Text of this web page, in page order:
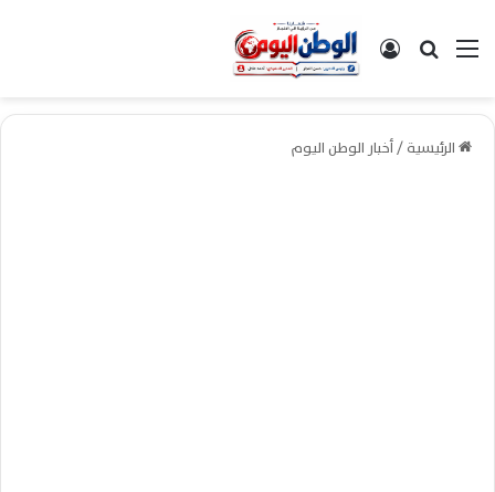
القائمةبحث عن تسجيل الدخول
الرئيسية/أخبار الوطن اليوم